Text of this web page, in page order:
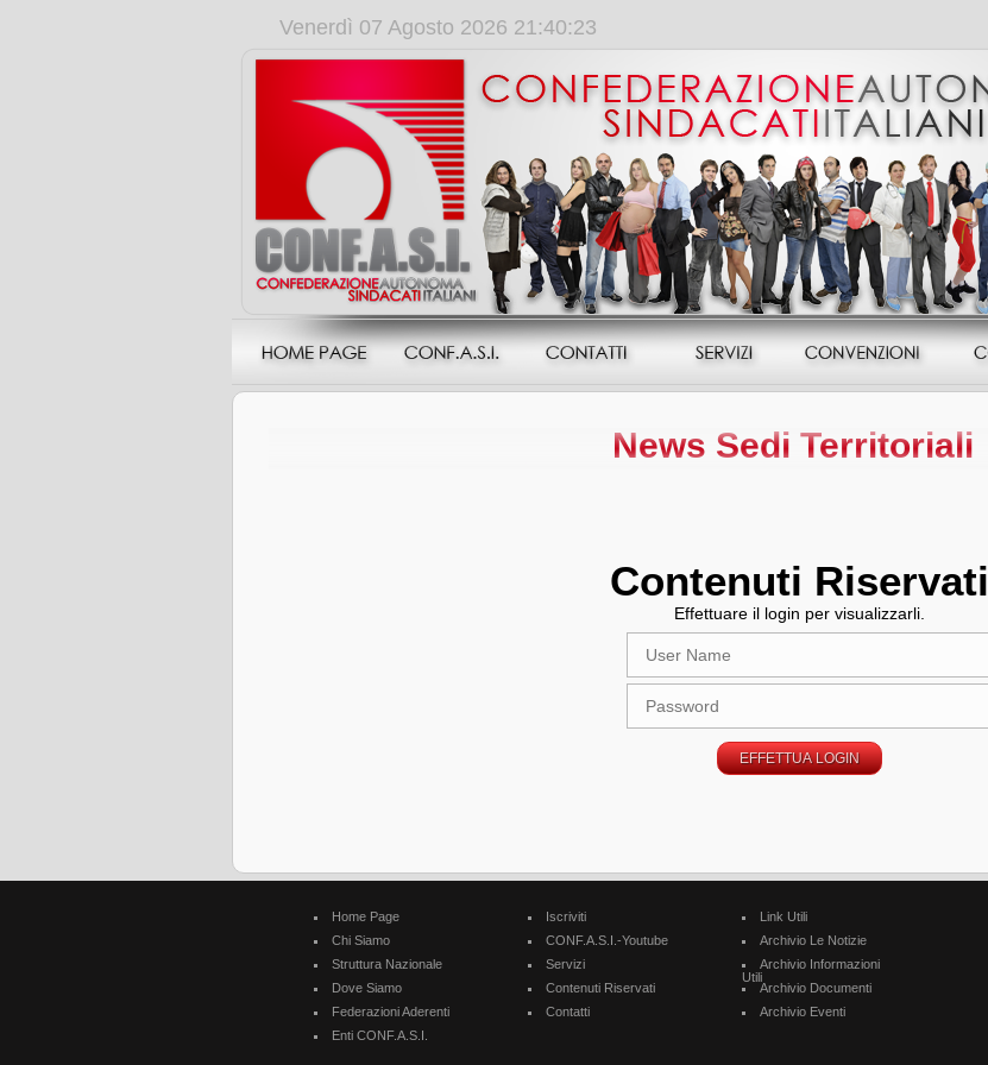
Venerdì 07 Agosto 2026 21:40:23
News Sedi Territoriali
Contenuti Riservati
Effettuare il login per visualizzarli.
Home Page
Chi Siamo
Struttura Nazionale
Dove Siamo
Federazioni Aderenti
Enti CONF.A.S.I.
Iscriviti
CONF.A.S.I.-Youtube
Servizi
Contenuti Riservati
Contatti
Link Utili
Archivio Le Notizie
Archivio Informazioni
Utili
Archivio Documenti
Archivio Eventi